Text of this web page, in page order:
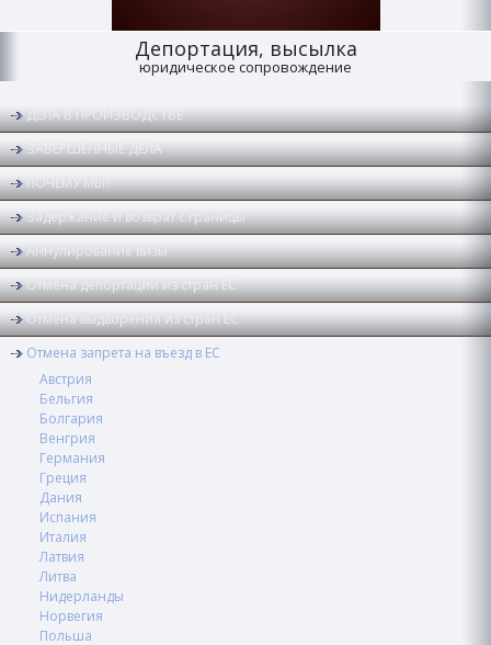
Депортация, высылка
юридическое сопровождение
ДЕЛА В ПРОИЗВОДСТВЕ
ЗАВЕРШЕННЫЕ ДЕЛА
ПОЧЕМУ МЫ?
Задержание и возврат с границы
Аннулирование визы
Отмена депортации из стран ЕС
Отмена выдворения из стран ЕС
Отмена запрета на въезд в ЕС
Австрия
Бельгия
Болгария
Венгрия
Германия
Греция
Дания
Испания
Италия
Латвия
Литва
Нидерланды
Норвегия
Польша